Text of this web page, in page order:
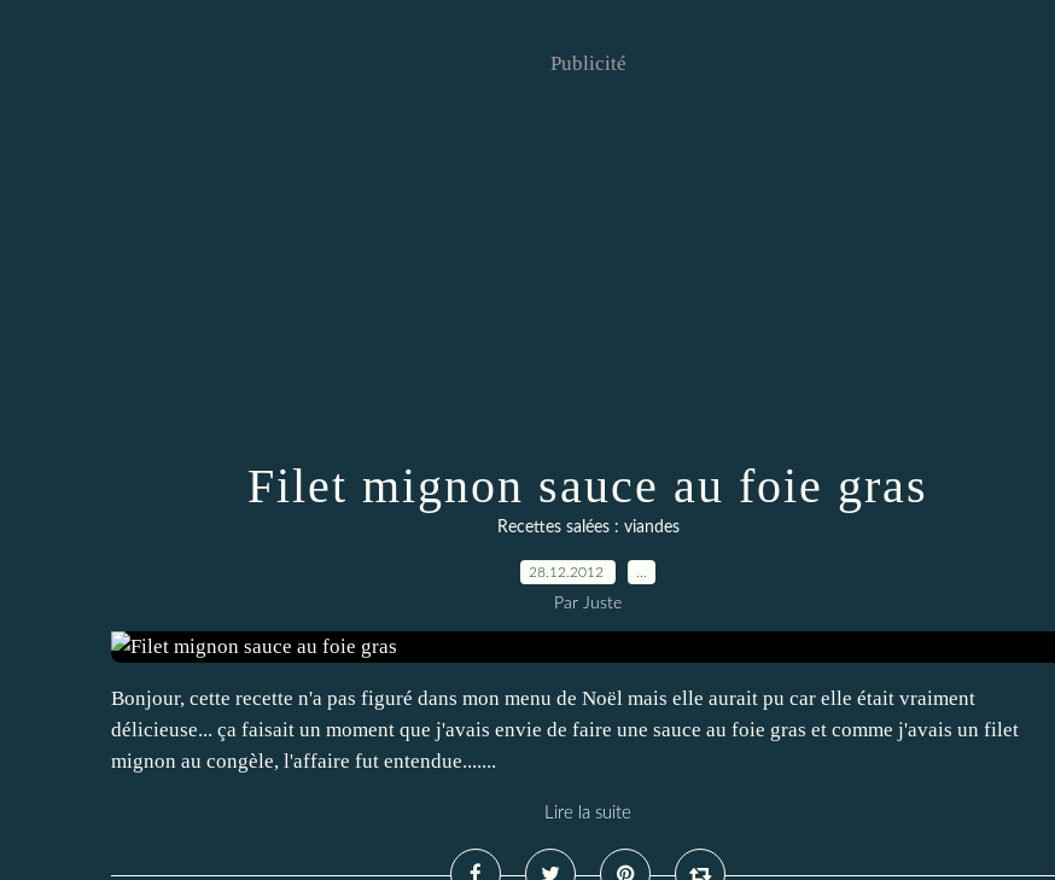
Publicité
Filet mignon sauce au foie gras
Recettes salées : viandes
28.12.2012
Par Juste
Bonjour, cette recette n'a pas figuré dans mon menu de Noël mais elle aurait pu car elle était vraiment
délicieuse... ça faisait un moment que j'avais envie de faire une sauce au foie gras et comme j'avais un filet
mignon au congèle, l'affaire fut entendue.......
Lire la suite